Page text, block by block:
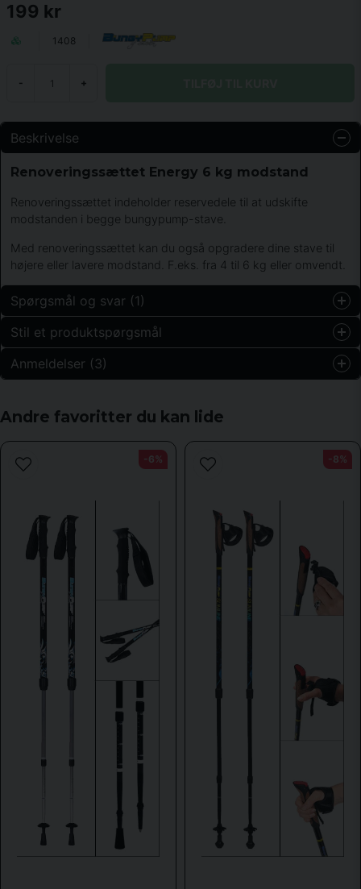
199 kr
1408
- +
Beskrivelse
Renoveringssættet Energy 6 kg modstand
Renoveringssættet indeholder reservedele til at udskifte
modstanden i begge bungypump-stave.
Med renoveringssættet kan du også opgradere dine stave til
højere eller lavere modstand. F.eks. fra 4 til 6 kg eller omvendt.
Spørgsmål og svar (1)
lars-olof svensson svensson spurgt
passar renoveringssats 6kg till slimline bungy pump
Ja, du kan tex uppgradera från 4 till 6 kg
Stil et produktspørgsmål
question
Spørg os om noget om dette produkt...
name
Navn
email
Email adresse
Ja, du kan offentliggøre mit spørgsmål
Anmeldelser (3)
Inger
for 8 måneder siden
Förutom att Bungypumps förklaring hur man byter är
lite meckig, i alla fall på ett äldre par stavar, så är
renoveringssatsen bra.
for 9 måneder siden
Hej! lite pyssel att byta.
for 1 år siden
Andre favoritter du kan lide
-6% -8%